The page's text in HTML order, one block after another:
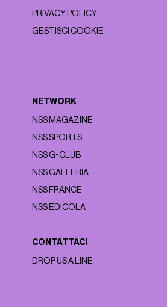
PRIVACY POLICY
GESTISCI COOKIE
NETWORK
NSS MAGAZINE
NSS SPORTS
NSS G-CLUB
NSS GALLERIA
NSS FRANCE
NSS EDICOLA
CONTATTACI
DROP US A LINE